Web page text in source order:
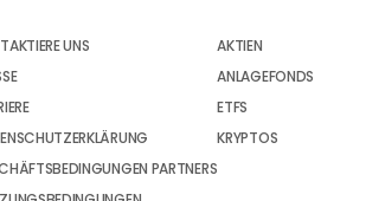
UNS
PARTNERS
AKTIEN
ANLAGEFONDS
ETFS
KRYPTOS